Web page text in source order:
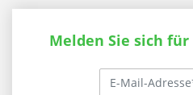
Melden Sie sich